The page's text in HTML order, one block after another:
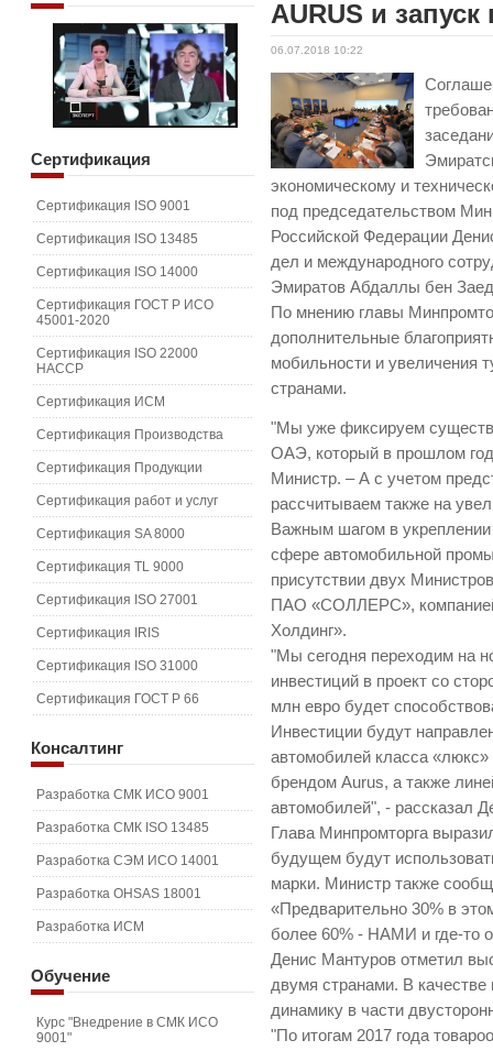
AURUS и
06.07.2018 10:22
экономическому и
под председательством
Российской Федерации
дел и международного
Эмиратов Абдаллы бен
По мнению главы
дополнительные
мобильности и увеличения
странами.
"Мы уже фиксируем
ОАЭ, который в прошлом
Министр. – А с учетом
рассчитываем также на
Важным шагом в
сфере автомобильной
присутствии двух
ПАО «СОЛЛЕРС», компанией
Холдинг».
"Мы сегодня переходим на
инвестиций в проект со
млн евро будет
Инвестиции будут
автомобилей класса
брендом Aurus, а также
автомобилей", - рассказал
Глава Минпромторга
будущем будут
марки. Министр также
«Предварительно 30% в
более 60% - НАМИ и где-то
Денис Мантуров отметил
двумя странами. В
динамику в части
"По итогам 2017 года
Сертификация
Сертификация ISO 9001
Сертификация ISO 13485
Сертификация ISO 14000
Сертификация ГОСТ Р ИСО
45001-2020
Сертификация ISO 22000
HACCP
Сертификация ИСМ
Сертификация Производства
Сертификация Продукции
Сертификация работ и услуг
Сертификация SA 8000
Сертификация TL 9000
Сертификация ISO 27001
Сертификация IRIS
Сертификация ISO 31000
Сертификация ГОСТ Р 66
Консалтинг
Разработка СМК ИСО 9001
Разработка СМК ISO 13485
Разработка СЭМ ИСО 14001
Разработка OHSAS 18001
Разработка ИСМ
Обучение
Курс "Внедрение в СМК ИСО
9001"